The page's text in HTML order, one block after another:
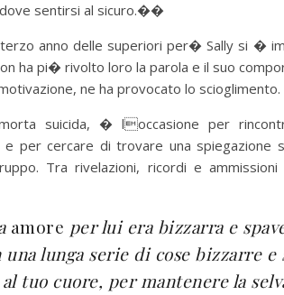
sentirsi al sicuro.��
anno delle superiori per� Sally si �
ha pi� rivolto loro la parola e il suo
ne ha provocato lo scioglimento.
suicida, � loccasione per
e per cercare di trovare una spiegazione
Tra rivelazioni, ricordi e
amore per lui era bizzarra e
una lunga serie di cose bizzarre
tuo cuore, per mantenere la